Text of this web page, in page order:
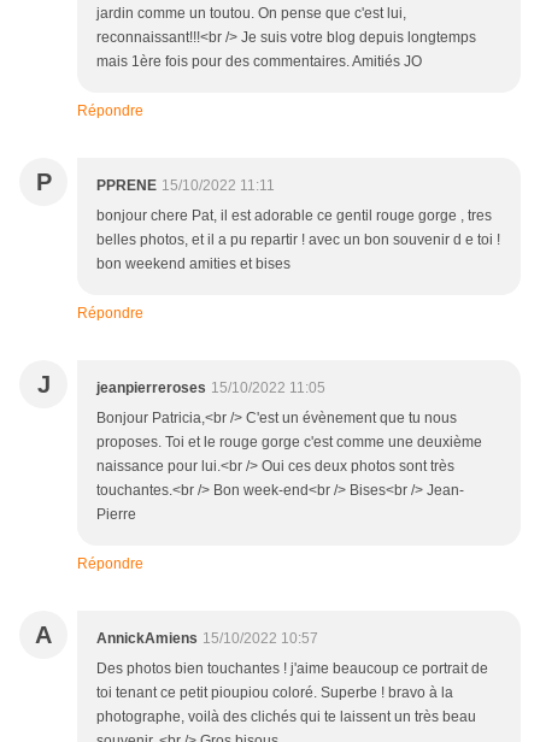
jardin comme un toutou. On pense que c'est lui,
reconnaissant!!!<br /> Je suis votre blog depuis longtemps
mais 1ère fois pour des commentaires. Amitiés JO
Répondre
P PPRENE 15/10/2022 11:11
bonjour chere Pat, il est adorable ce gentil rouge gorge , tres
belles photos, et il a pu repartir ! avec un bon souvenir d e toi !
bon weekend amities et bises
Répondre
J jeanpierreroses 15/10/2022 11:05
Bonjour Patricia,<br /> C'est un évènement que tu nous
proposes. Toi et le rouge gorge c'est comme une deuxième
naissance pour lui.<br /> Oui ces deux photos sont très
touchantes.<br /> Bon week-end<br /> Bises<br /> Jean-
Pierre
Répondre
A AnnickAmiens 15/10/2022 10:57
Des photos bien touchantes ! j'aime beaucoup ce portrait de
toi tenant ce petit pioupiou coloré. Superbe ! bravo à la
photographe, voilà des clichés qui te laissent un très beau